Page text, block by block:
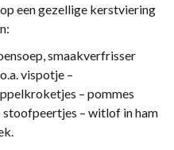
een gezellige kerstviering
smaakverfrisser
vispotje –
– pommes
stoofpeertjes – witlof in ham